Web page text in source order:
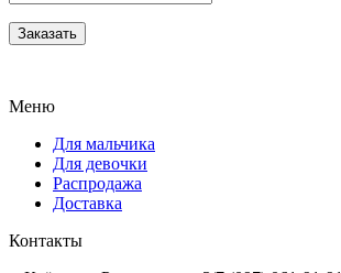
Меню
Для мальчика
Для девочки
Распродажа
Доставка
Контакты